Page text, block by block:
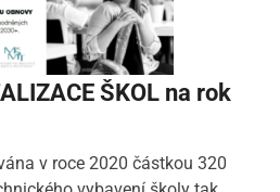
ŠKOL na rok
v roce 2020 částkou 320